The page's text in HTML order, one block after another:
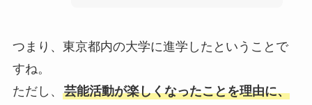
つまり、東京都内の大学に進学したということで
すね。
ただし、 芸能活動が楽しくなったことを理由に、